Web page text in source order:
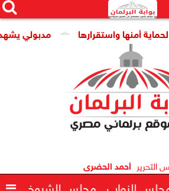


 مدبولي يشهد توقيع واستقرارها
التحرير أحمد الحضرى
النواب مجلس الشيوخ 